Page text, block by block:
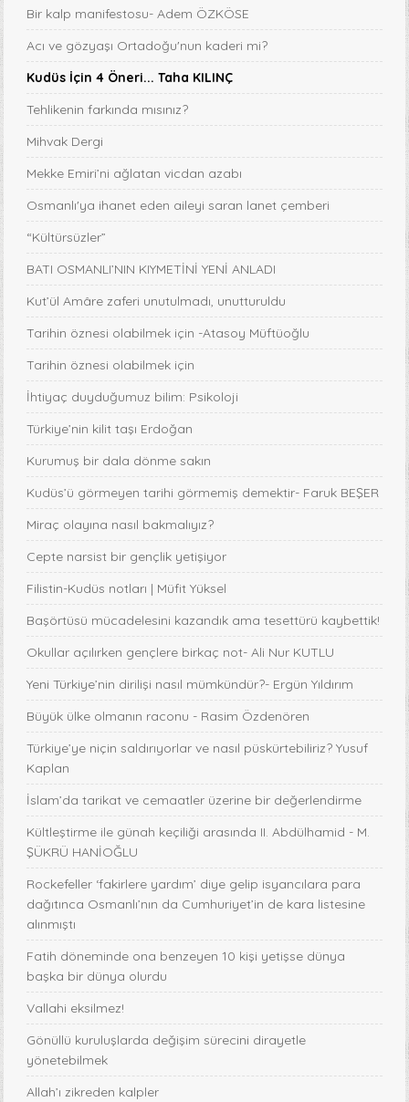
Bir kalp manifestosu- Adem ÖZKÖSE
Acı ve gözyaşı Ortadoğu'nun kaderi mi?
Kudüs İçin 4 Öneri... Taha KILINÇ
Tehlikenin farkında mısınız?
Mihvak Dergi
Mekke Emiri’ni ağlatan vicdan azabı
Osmanlı'ya ihanet eden aileyi saran lanet çemberi
“Kültürsüzler”
BATI OSMANLI’NIN KIYMETİNİ YENİ ANLADI
Kut’ül Amâre zaferi unutulmadı, unutturuldu
Tarihin öznesi olabilmek için -Atasoy Müftüoğlu
Tarihin öznesi olabilmek için
İhtiyaç duyduğumuz bilim: Psikoloji
Türkiye’nin kilit taşı Erdoğan
Kurumuş bir dala dönme sakın
Kudüs’ü görmeyen tarihi görmemiş demektir- Faruk BEŞER
Miraç olayına nasıl bakmalıyız?
Cepte narsist bir gençlik yetişiyor
Filistin-Kudüs notları | Müfit Yüksel
Başörtüsü mücadelesini kazandık ama tesettürü kaybettik!
Okullar açılırken gençlere birkaç not- Ali Nur KUTLU
Yeni Türkiye’nin dirilişi nasıl mümkündür?- Ergün Yıldırım
Büyük ülke olmanın raconu - Rasim Özdenören
Türkiye’ye niçin saldırıyorlar ve nasıl püskürtebiliriz? Yusuf
Kaplan
İslam’da tarikat ve cemaatler üzerine bir değerlendirme
Kültleştirme ile günah keçiliği arasında II. Abdülhamid - M.
ŞÜKRÜ HANİOĞLU
Rockefeller ‘fakirlere yardım’ diye gelip isyancılara para
dağıtınca Osmanlı’nın da Cumhuriyet’in de kara listesine
alınmıştı
Fatih döneminde ona benzeyen 10 kişi yetişse dünya
başka bir dünya olurdu
Vallahi eksilmez!
Gönüllü kuruluşlarda değişim sürecini dirayetle
yönetebilmek
Allah’ı zikreden kalpler